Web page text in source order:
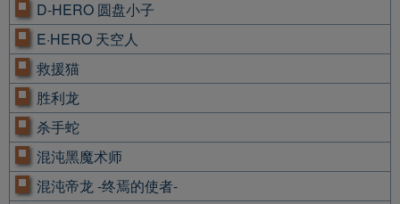
D-HERO 圆盘小子
E·HERO 天空人
救援猫
胜利龙
杀手蛇
混沌黑魔术师
混沌帝龙 -终焉的使者-